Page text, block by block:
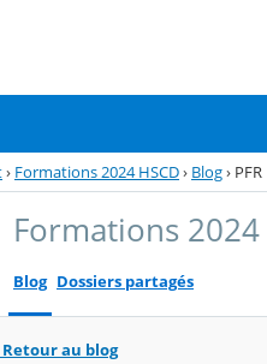
› Formations 2024 HSCD› Blog› PFR
Formations 2024
Blog Dossiers partagés
Retour au blog